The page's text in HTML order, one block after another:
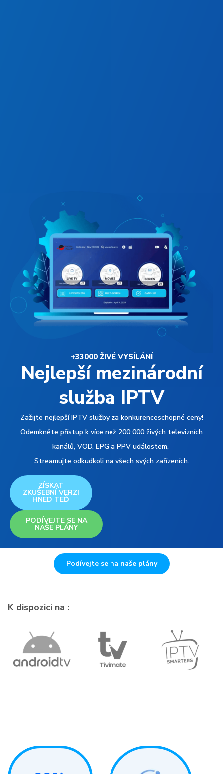
+33000 ŽIVÉ VYSÍLÁNÍ
Nejlepší mezinárodní
služba IPTV
Zažijte nejlepší IPTV služby za konkurenceschopné ceny!
Odemkněte přístup k více než 200 000 živých televizních
kanálů, VOD, EPG a PPV událostem,
Streamujte odkudkoli na všech svých zařízeních.
ZÍSKAT
ZKUŠEBNÍ VERZI
HNED TEĎ
PODÍVEJTE SE NA
NAŠE PLÁNY
Podívejte se na naše plány
K dispozici na :